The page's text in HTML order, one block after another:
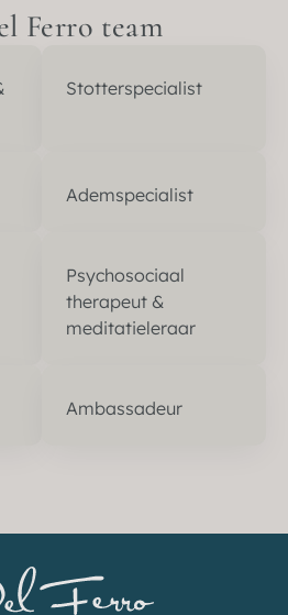
Ferro team
Stotterspecialist
Ademspecialist
Psychosociaal
therapeut &
meditatieleraar
Ambassadeur